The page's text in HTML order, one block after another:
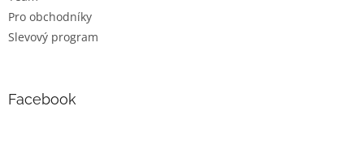
Pro obchodníky
Slevový program
Facebook